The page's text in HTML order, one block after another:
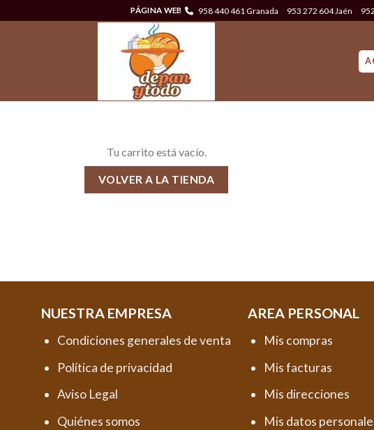
PÁGINA WEB 958 440 461 Granada 953 272 604 Jaén
Tu carrito está vacío.
VOLVER A LA TIENDA
NUESTRA EMPRESA
Condiciones generales de venta
Política de privacidad
Aviso Legal
Quiénes somos
AREA PERSONAL
Mis compras
Mis facturas
Mis direcciones
Mis datos